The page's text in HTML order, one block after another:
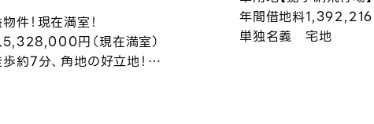
件！現在満室！
円（現在満室）
約7分、角地の好立地！
年間借地料
単独名義 宅地